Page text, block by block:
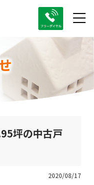
坪の中古戸
2020/08/17